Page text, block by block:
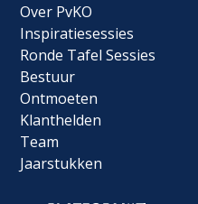
Over PvKO
Inspiratiesessies
Ronde Tafel Sessies
Bestuur
Ontmoeten
Klanthelden
Team
Jaarstukken